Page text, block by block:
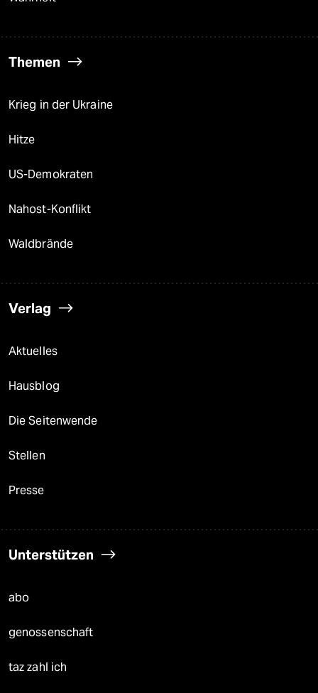
Themen
Krieg in der Ukraine
Hitze
US-Demokraten
Nahost-Konflikt
Waldbrände
Verlag
Aktuelles
Hausblog
Die Seitenwende
Stellen
Presse
Unterstützen
abo
genossenschaft
taz zahl ich